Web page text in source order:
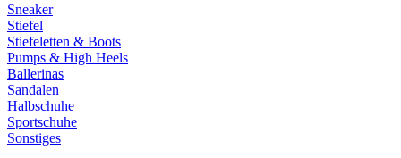
Sneaker
Stiefel
Stiefeletten & Boots
Pumps & High Heels
Ballerinas
Sandalen
Halbschuhe
Sportschuhe
Sonstiges